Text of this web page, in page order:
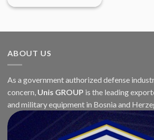
ABOUT US
As a government authorized defense
concern, Unis GROUP is the leading
and military equipment in Bosnia and